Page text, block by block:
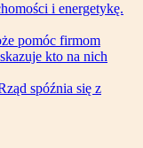
i energetykę.
pomóc firmom
kto na nich
spóźnia się z